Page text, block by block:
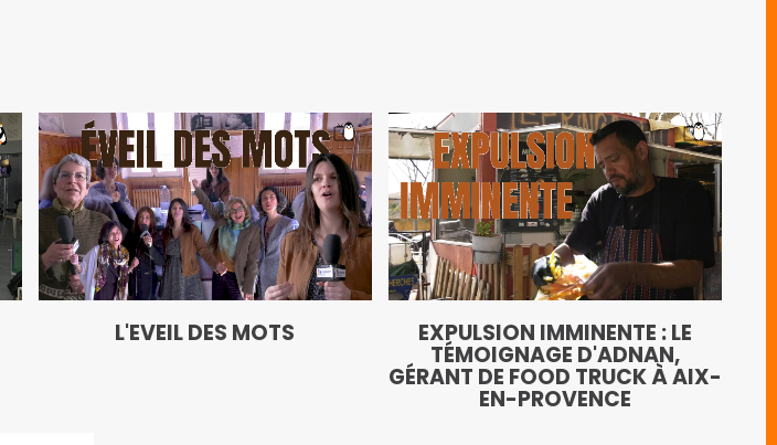
L'EVEIL DES MOTS EXPULSION IMMINENTE : LE
TÉMOIGNAGE D'ADNAN,
GÉRANT DE FOOD TRUCK À AIX-
EN-PROVENCE